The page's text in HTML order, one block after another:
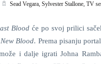
Sead Vegara, Sylvester Stallone, TV
Blood će po svoj prilici
Blood. Prema pisanju
i dalje igrati Johna